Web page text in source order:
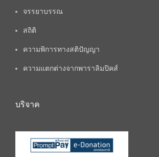
จรรยาบรรณ
สถิติ
ความพิการทางสติปัญญา
ความแตกต่างจากพาราลิมปิคส์
บริจาค